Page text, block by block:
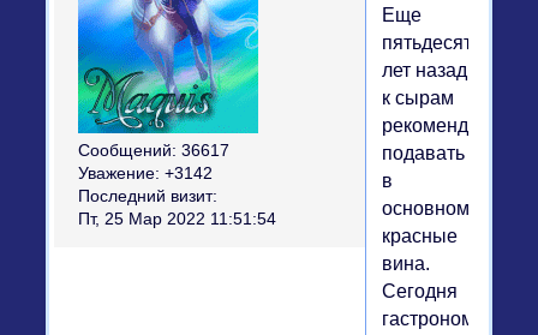
Сообщений: 36617
Уважение: +3142
Последний визит:
Пт, 25 Мар 2022 11:51:54
Еще
пятьдесят
лет назад
к сырам
подавать
в
основном
красные
вина.
Сегодня